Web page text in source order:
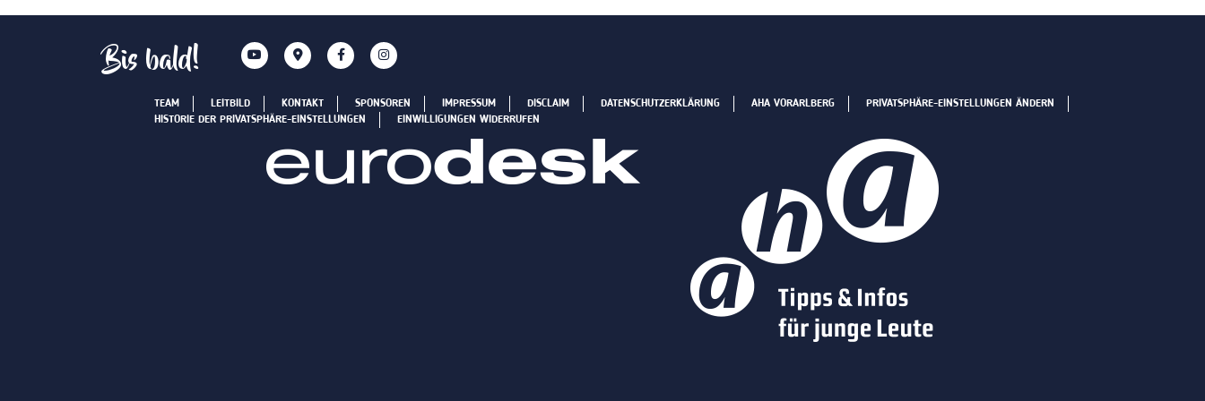
Bis bald!
TEAM LEITBILD KONTAKT SPONSOREN IMPRESSUM DISCLAIM DATENSCHUTZERKLÄRUNG AHA VORARLBERG
PRIVATSPHÄRE-EINSTELLUNGEN ÄNDERN
HISTORIE DER PRIVATSPHÄRE-EINSTELLUNGEN
EINWILLIGUNGEN WIDERRUFEN